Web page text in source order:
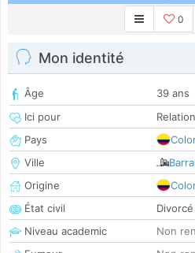
0
Mon identité
Âge
39 ans
Ici pour
Pays
Ville
Origine
État civil
Divorcé
Niveau academic
Non